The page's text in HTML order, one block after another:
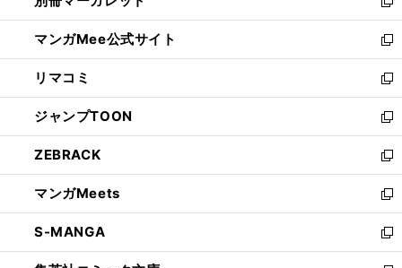
開
く
ィ
ン
ド
ウ
で
開
く
い
ウ
ィ
ン
ド
ウ
で
開
く
新
し
い
ウ
ィ
ン
ド
ウ
で
開
く
マンガMee公式サイト
新
し
い
ウ
ィ
ン
ド
ウ
で
開
く
リマコミ
新
し
い
ウ
ィ
ン
ド
ウ
で
開
ジャンプTOON
新
し
い
ウ
ィ
ン
ド
ウ
ZEBRACK
新
し
い
ウ
ィ
ン
マンガMeets
新
し
い
ウ
S-MANGA
新
し